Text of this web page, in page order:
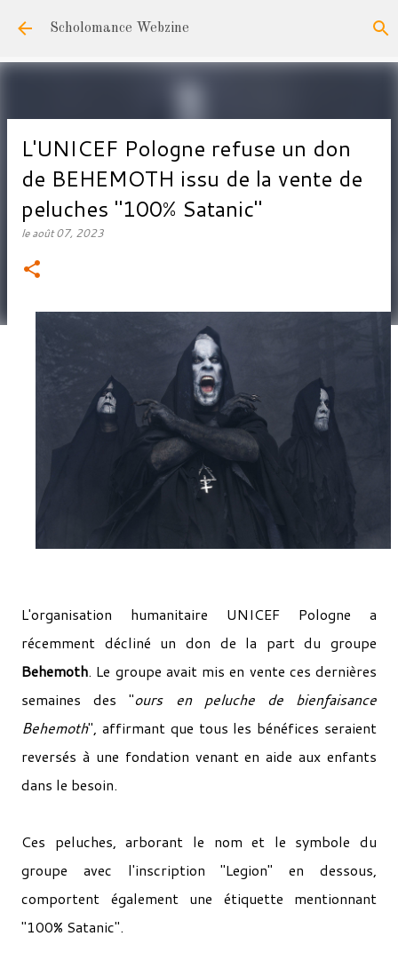
Accéder au contenu principal
Scholomance Webzine
L'UNICEF Pologne refuse un don
de BEHEMOTH issu de la vente de
peluches "100% Satanic"
leaoût 07, 2023
L'organisation humanitaire UNICEF Pologne a
récemment décliné un don de la part du groupe
Behemoth. Le groupe avait mis en vente ces dernières
semaines des "ours en peluche de bienfaisance
Behemoth", affirmant que tous les bénéfices seraient
reversés à une fondation venant en aide aux enfants
dans le besoin.
Ces peluches, arborant le nom et le symbole du
groupe avec l'inscription "Legion" en dessous,
comportent également une étiquette mentionnant
"100% Satanic".